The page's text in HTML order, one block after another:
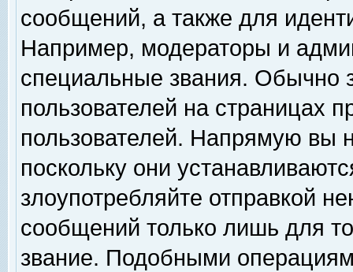
сообщений, а также для
Например, модераторы и
специальные звания. Обычно
пользователей на страницах
пользователей. Напрямую вы
поскольку они
злоупотребляйте отправкой
сообщений только лишь для
звание. Подобными